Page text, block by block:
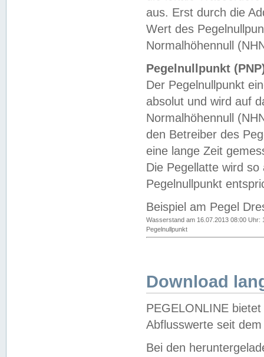
aus. Erst durch die
Wert des
Normalhöhennull
Pegelnullpunkt
Der Pegelnullpunkt
absolut und wird auf
Normalhöhennull
den Betreiber des
eine lange Zeit
Die Pegellatte wird
Pegelnullpunkt
Beispiel am Pegel
Wasserstand am 16.07.2013 08:00 Uhr:
Pegelnullpunkt
Download
PEGELONLINE
Abflusswerte seit
Bei den